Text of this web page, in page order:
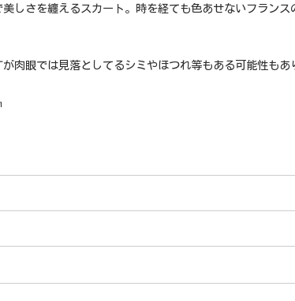
しさを纏えるスカート。時を経ても色あせないフラン
肉眼では見落としてるシミやほつれ等もある可能性もあ